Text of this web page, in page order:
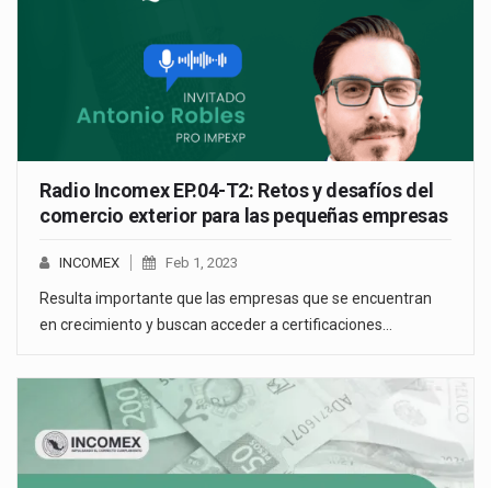
Radio Incomex EP.04-T2: Retos y desafíos del
comercio exterior para las pequeñas empresas
INCOMEX Feb 1, 2023
Resulta importante que las empresas que se encuentran
en crecimiento y buscan acceder a certificaciones…